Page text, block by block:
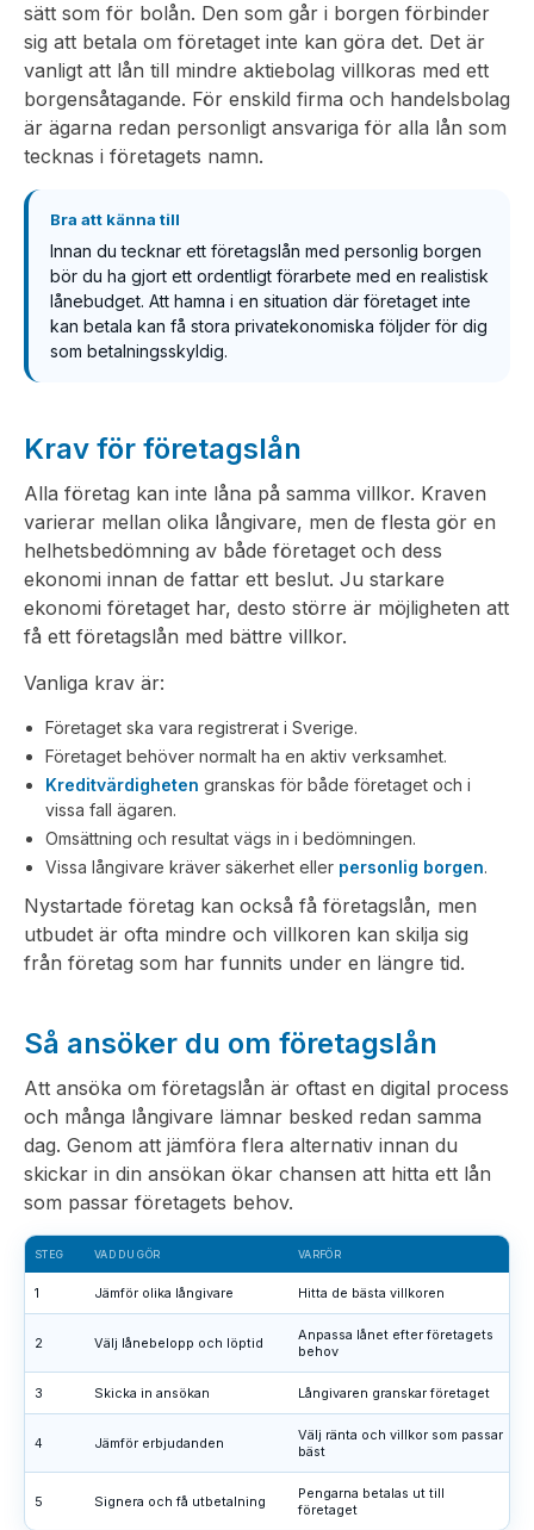
sätt som för bolån. Den som går i borgen förbinder
sig att betala om företaget inte kan göra det. Det är
vanligt att lån till mindre aktiebolag villkoras med ett
borgensåtagande. För enskild firma och handelsbolag
är ägarna redan personligt ansvariga för alla lån som
tecknas i företagets namn.
Bra att känna till
Innan du tecknar ett företagslån med personlig borgen
bör du ha gjort ett ordentligt förarbete med en realistisk
lånebudget. Att hamna i en situation där företaget inte
kan betala kan få stora privatekonomiska följder för dig
som betalningsskyldig.
Krav för företagslån
Alla företag kan inte låna på samma villkor. Kraven
varierar mellan olika långivare, men de flesta gör en
helhetsbedömning av både företaget och dess
ekonomi innan de fattar ett beslut. Ju starkare
ekonomi företaget har, desto större är möjligheten att
få ett företagslån med bättre villkor.
Vanliga krav är:
Företaget ska vara registrerat i Sverige.
Företaget behöver normalt ha en aktiv verksamhet.
Kreditvärdigheten granskas för både företaget och i
vissa fall ägaren.
Omsättning och resultat vägs in i bedömningen.
Vissa långivare kräver säkerhet eller personlig borgen.
Nystartade företag kan också få företagslån, men
utbudet är ofta mindre och villkoren kan skilja sig
från företag som har funnits under en längre tid.
Så ansöker du om företagslån
Att ansöka om företagslån är oftast en digital process
och många långivare lämnar besked redan samma
dag. Genom att jämföra flera alternativ innan du
skickar in din ansökan ökar chansen att hitta ett lån
som passar företagets behov.
STEG VAD DU GÖR VARFÖR
1 Jämför olika långivare Hitta de bästa villkoren
2 Välj lånebelopp och löptid
Anpassa lånet efter företagets
behov
3 Skicka in ansökan Långivaren granskar företaget
4 Jämför erbjudanden
Välj ränta och villkor som passar
bäst
5 Signera och få utbetalning
Pengarna betalas ut till
företaget